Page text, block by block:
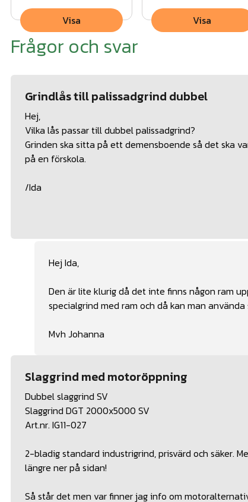
Visa Visa
Frågor och svar
Grindlås till palissadgrind dubbel
Hej,
Vilka lås passar till dubbel palissadgrind?
Grinden ska sitta på ett demensboende så det ska
på en förskola.
/Ida
Hej Ida,
Den är lite klurig då det inte finns någon ram
specialgrind med ram och då kan man
Mvh Johanna
Slaggrind med motoröppning
Dubbel slaggrind SV
Slaggrind DGT 2000x5000 SV
Art.nr. IG11-027
2-bladig standard industrigrind, prisvärd och säker.
längre ner på sidan!
Så står det men var finner jag info om